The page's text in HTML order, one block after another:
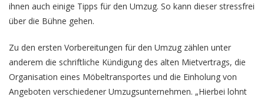
ihnen auch einige Tipps für den Umzug. So kann dieser stressfrei
über die Bühne gehen.
Zu den ersten Vorbereitungen für den Umzug zählen unter
anderem die schriftliche Kündigung des alten Mietvertrags, die
Organisation eines Möbeltransportes und die Einholung von
Angeboten verschiedener Umzugsunternehmen. „Hierbei lohnt